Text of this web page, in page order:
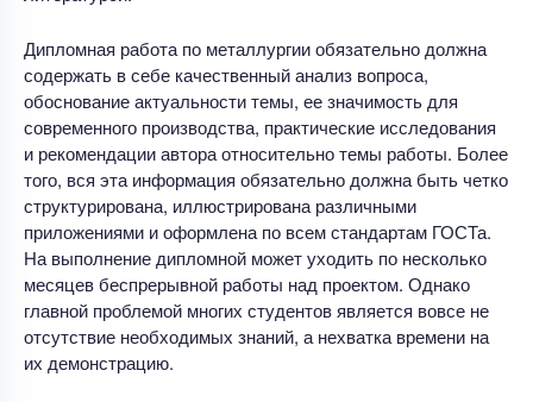
Дипломная работа по металлургии обязательно должна
содержать в себе качественный анализ вопроса,
обоснование актуальности темы, ее значимость для
современного производства, практические исследования
и рекомендации автора относительно темы работы. Более
того, вся эта информация обязательно должна быть четко
структурирована, иллюстрирована различными
приложениями и оформлена по всем стандартам ГОСТа.
На выполнение дипломной может уходить по несколько
месяцев беспрерывной работы над проектом. Однако
главной проблемой многих студентов является вовсе не
отсутствие необходимых знаний, а нехватка времени на
их демонстрацию.